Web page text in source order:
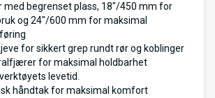
med begrenset plass, 18″/450 mm for
og 24″/600 mm for maksimal
for sikkert grep rundt rør og koblinger
for maksimal holdbarhet
levetid.
håndtak for maksimal komfort